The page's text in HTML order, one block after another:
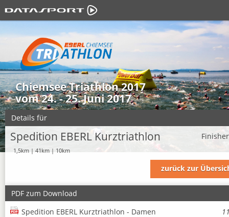
Chiemsee Triathlon 2017
vom 24. - 25. Juni 2017
Details für
Spedition EBERL Kurztriathlon
1,5km | 41km | 10km
zurück zur
PDF zum Download
Spedition EBERL Kurztriathlon - Damen